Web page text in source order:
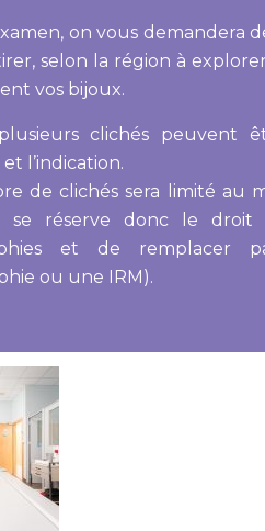
on vous demandera
selon la région à
vos bijoux.
clichés peuvent
l’indication.
de clichés sera limité au
se réserve donc le droit
et de remplacer
ou une IRM).